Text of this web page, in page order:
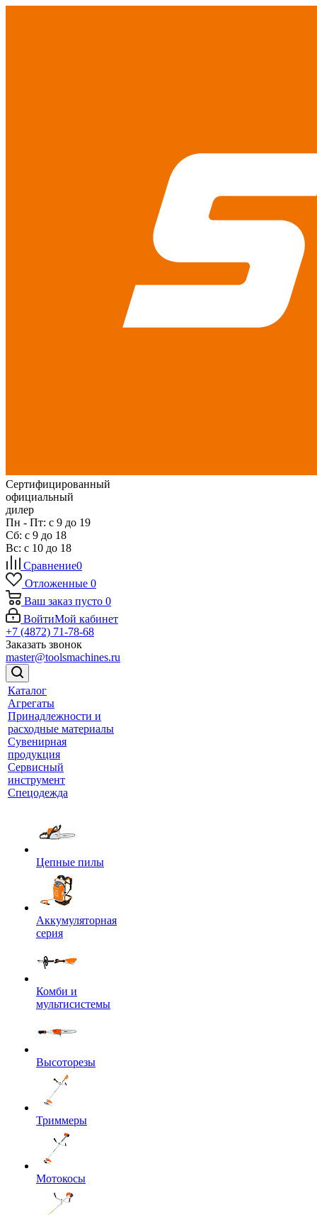
Сертифицированный
официальный
дилер
Пн - Пт: с 9 до 19
Сб: с 9 до 18
Вс: с 10 до 18
Сравнение0
Отложенные 0
Ваш заказ пусто 0
ВойтиМой кабинет
+7 (4872) 71-78-68
Заказать звонок
master@toolsmachines.ru
Каталог
Агрегаты
Принадлежности и
расходные материалы
Сувенирная
продукция
Сервисный
инструмент
Спецодежда
Цепные пилы
Аккумуляторная
серия
Комби и
мультисистемы
Высоторезы
Триммеры
Мотокосы